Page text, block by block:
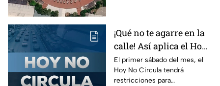
¡Qué no te agarre en la
calle! Así aplica el Hoy
No Circula el primer
sábado del mes
El primer sábado del mes, el
Hoy No Circula tendrá
restricciones para